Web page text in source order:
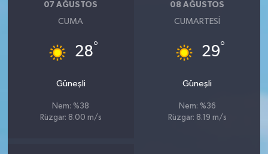
07 AĞUSTOS
CUMA
28°
Güneşli
Nem: %38
Rüzgar: 8.00 m/s
08 AĞUSTOS
CUMARTESI
29°
Güneşli
Nem: %36
Rüzgar: 8.19 m/s